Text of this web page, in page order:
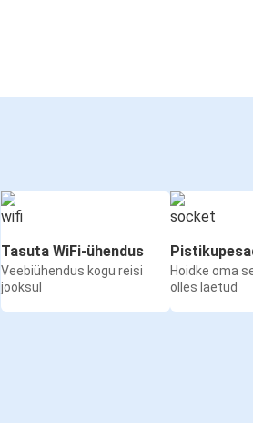
Tasuta WiFi-ühendus
Veebiühendus kogu reisi
jooksul
Hoidke oma
olles laetud